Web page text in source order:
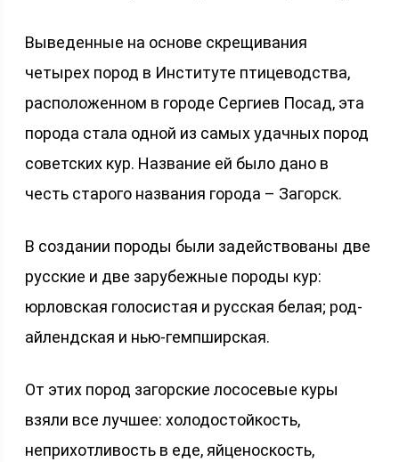
Выведенные на основе скрещивания
четырех пород в Институте птицеводства,
расположенном в городе Сергиев Посад, эта
порода стала одной из самых удачных пород
советских кур. Название ей было дано в
честь старого названия города – Загорск.
В создании породы были задействованы две
русские и две зарубежные породы кур:
юрловская голосистая и русская белая; род-
айлендская и нью-гемпширская.
От этих пород загорские лососевые куры
взяли все лучшее: холодостойкость,
неприхотливость в еде, яйценоскость,